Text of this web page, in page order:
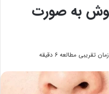
به صورت
زمان تقریبی مطالعه ۶ دقیقه